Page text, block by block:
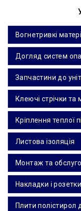
Вогнетривкі
Догляд систем
Запчастини до
Клеючі стрічки
Кріплення теплої
Листова ізоляція
Монтаж та
Накладки і розетки
Плити полістирол